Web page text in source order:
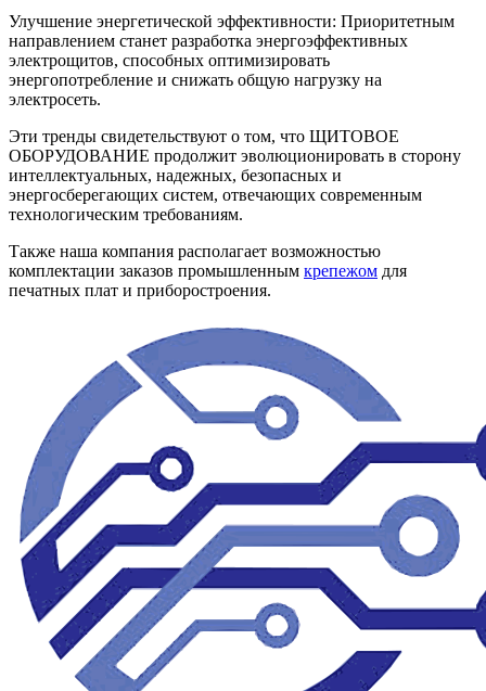
Улучшение энергетической эффективности: Приоритетным
направлением станет разработка энергоэффективных
электрощитов, способных оптимизировать
энергопотребление и снижать общую нагрузку на
электросеть.
Эти тренды свидетельствуют о том, что ЩИТОВОЕ
ОБОРУДОВАНИЕ продолжит эволюционировать в сторону
интеллектуальных, надежных, безопасных и
энергосберегающих систем, отвечающих современным
технологическим требованиям.
Также наша компания располагает возможностью
комплектации заказов промышленным крепежом для
печатных плат и приборостроения.